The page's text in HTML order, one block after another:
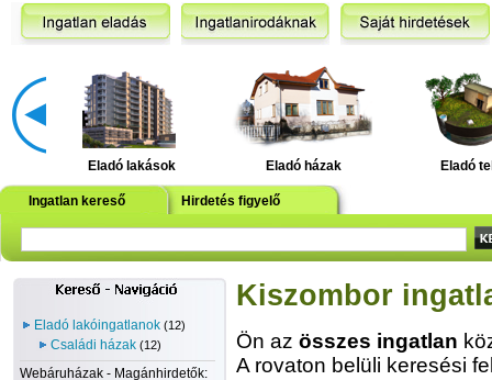
Eladó lakások Eladó házak Eladó
Ingatlan kereső Hirdetés figyelő
Eladó lakóingatlanok (12)
Családi házak (12)
Webáruházak - Magánhirdetők:
Kiszombor
Ön az összes ingatlan
A rovaton belüli keresési